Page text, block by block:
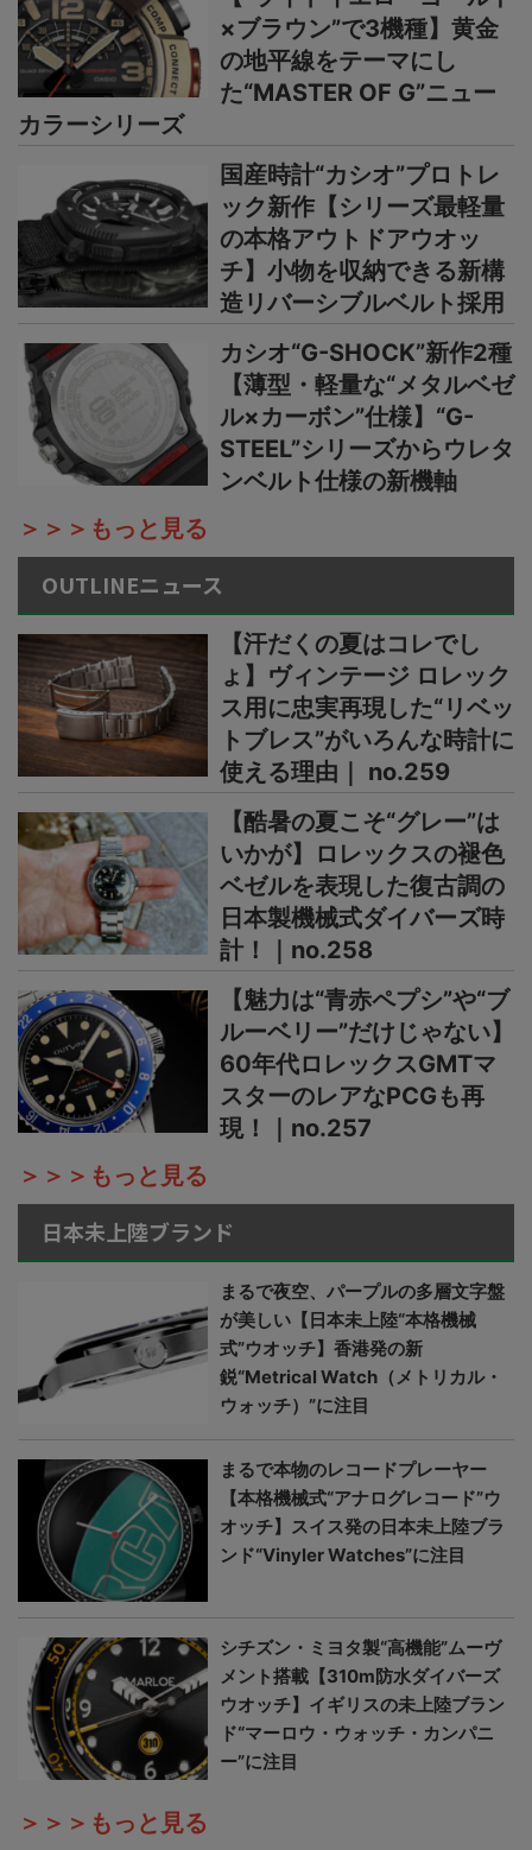
×ブラウン”で3機種】黄金
の地平線をテーマにし
た“MASTER OF G”ニュー
カラーシリーズ
国産時計“カシオ”プロトレ
ック新作【シリーズ最軽量
の本格アウトドアウオッ
チ】小物を収納できる新構
造リバーシブルベルト採用
カシオ“G-SHOCK”新作2種
【薄型・軽量な“メタルベゼ
ル×カーボン”仕様】“G-
STEEL”シリーズからウレタ
ンベルト仕様の新機軸
＞＞＞もっと見る
OUTLINEニュース
【汗だくの夏はコレでし
ょ】ヴィンテージ ロレック
ス用に忠実再現した“リベッ
トブレス”がいろんな時計に
使える理由｜ no.259
【酷暑の夏こそ“グレー”は
いかが】ロレックスの褪色
ベゼルを表現した復古調の
日本製機械式ダイバーズ時
計！｜no.258
【魅力は“青赤ペプシ”や“ブ
ルーベリー”だけじゃない】
60年代ロレックスGMTマ
スターのレアなPCGも再
現！｜no.257
＞＞＞もっと見る
日本未上陸ブランド
まるで夜空、パープルの多層文字盤
が美しい【日本未上陸“本格機械
式”ウオッチ】香港発の新
鋭“Metrical Watch（メトリカル・
ウォッチ）”に注目
まるで本物のレコードプレーヤー
【本格機械式“アナログレコード”ウ
オッチ】スイス発の日本未上陸ブラ
ンド“Vinyler Watches”に注目
シチズン・ミヨタ製“高機能”ムーヴ
メント搭載【310m防水ダイバーズ
ウオッチ】イギリスの未上陸ブラン
ド“マーロウ・ウォッチ・カンパニ
ー”に注目
＞＞＞もっと見る